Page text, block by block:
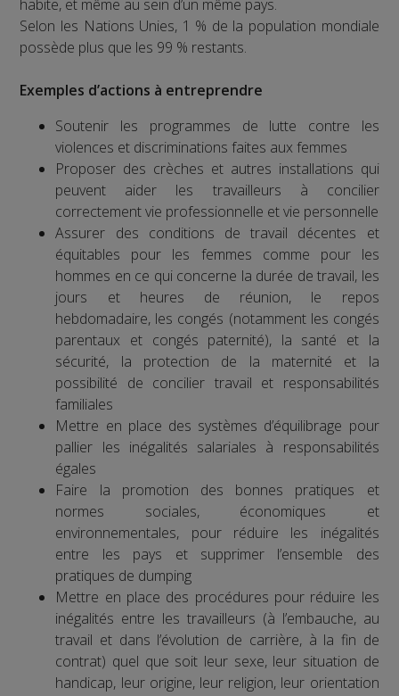
habite, et même au sein d’un même pays.
Selon les Nations Unies, 1 % de la population mondiale
possède plus que les 99 % restants.
Exemples d’actions à entreprendre
Soutenir les programmes de lutte contre les
violences et discriminations faites aux femmes
Proposer des crèches et autres installations qui
peuvent aider les travailleurs à concilier
correctement vie professionnelle et vie personnelle
Assurer des conditions de travail décentes et
équitables pour les femmes comme pour les
hommes en ce qui concerne la durée de travail, les
jours et heures de réunion, le repos
hebdomadaire, les congés (notamment les congés
parentaux et congés paternité), la santé et la
sécurité, la protection de la maternité et la
possibilité de concilier travail et responsabilités
familiales
Mettre en place des systèmes d’équilibrage pour
pallier les inégalités salariales à responsabilités
égales
Faire la promotion des bonnes pratiques et
normes sociales, économiques et
environnementales, pour réduire les inégalités
entre les pays et supprimer l’ensemble des
pratiques de dumping
Mettre en place des procédures pour réduire les
inégalités entre les travailleurs (à l’embauche, au
travail et dans l’évolution de carrière, à la fin de
contrat) quel que soit leur sexe, leur situation de
handicap, leur origine, leur religion, leur orientation